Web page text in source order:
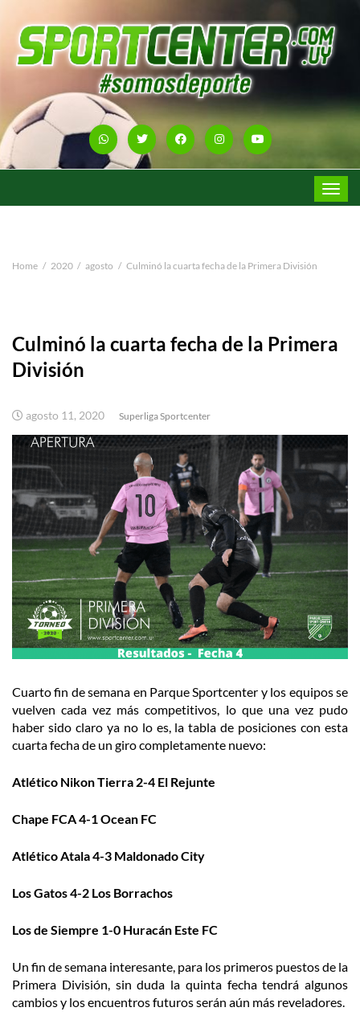
Toggle
Home 2020 agosto Culminó la cuarta fecha de la Primera División
Culminó la cuarta fecha de la Primera
División
agosto 11, 2020 Superliga Sportcenter
Cuarto fin de semana en Parque Sportcenter y los equipos se
vuelven cada vez más competitivos, lo que una vez pudo
haber sido claro ya no lo es, la tabla de posiciones con esta
cuarta fecha de un giro completamente nuevo:
Atlético Nikon Tierra 2-4 El Rejunte
Chape FCA 4-1 Ocean FC
Atlético Atala 4-3 Maldonado City
Los Gatos 4-2 Los Borrachos
Los de Siempre 1-0 Huracán Este FC
Un fin de semana interesante, para los primeros puestos de la
Primera División, sin duda la quinta fecha tendrá algunos
cambios y los encuentros futuros serán aún más reveladores.